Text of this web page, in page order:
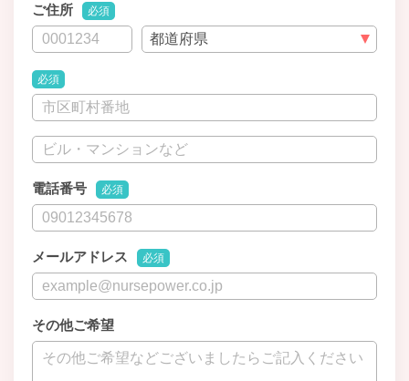
ご住所 必須
必須
電話番号 必須
メールアドレス 必須
その他ご希望